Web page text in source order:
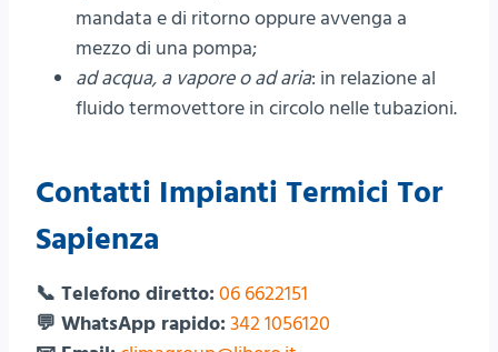
mandata e di ritorno oppure avvenga a
mezzo di una pompa;
ad acqua, a vapore o ad aria: in relazione al
fluido termovettore in circolo nelle tubazioni.
Contatti Impianti Termici Tor
Sapienza
📞 Telefono diretto: 06 6622151
💬 WhatsApp rapido: 342 1056120